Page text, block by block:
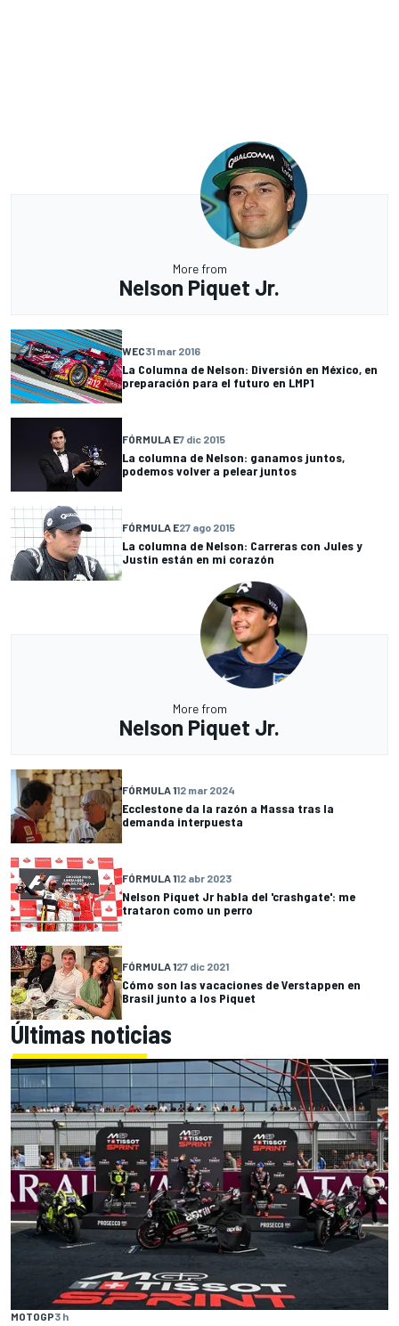
More from
Nelson Piquet Jr.
WEC31 mar 2016
La Columna de Nelson: Diversión en México, en
preparación para el futuro en LMP1
FÓRMULA E7 dic 2015
La columna de Nelson: ganamos juntos,
podemos volver a pelear juntos
FÓRMULA E27 ago 2015
La columna de Nelson: Carreras con Jules y
Justin están en mi corazón
More from
Nelson Piquet Jr.
FÓRMULA 112 mar 2024
Ecclestone da la razón a Massa tras la
demanda interpuesta
FÓRMULA 112 abr 2023
Nelson Piquet Jr habla del 'crashgate': me
trataron como un perro
FÓRMULA 127 dic 2021
Cómo son las vacaciones de Verstappen en
Brasil junto a los Piquet
Últimas noticias
MOTOGP3 h